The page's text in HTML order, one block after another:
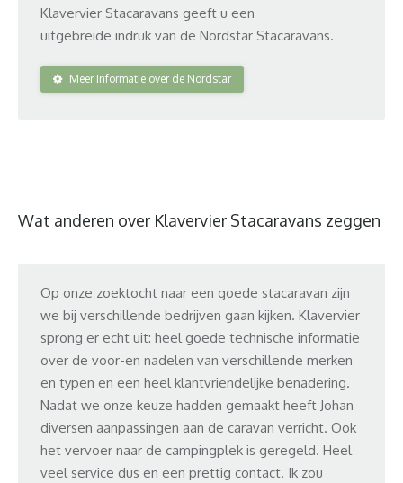
Klavervier Stacaravans geeft u een
uitgebreide indruk van de Nordstar Stacaravans.
Meer informatie over de Nordstar
Wat anderen over Klavervier Stacaravans zeggen
Op onze zoektocht naar een goede stacaravan zijn
we bij verschillende bedrijven gaan kijken. Klavervier
sprong er echt uit: heel goede technische informatie
over de voor-en nadelen van verschillende merken
en typen en een heel klantvriendelijke benadering.
Nadat we onze keuze hadden gemaakt heeft Johan
diversen aanpassingen aan de caravan verricht. Ook
het vervoer naar de campingplek is geregeld. Heel
veel service dus en een prettig contact. Ik zou